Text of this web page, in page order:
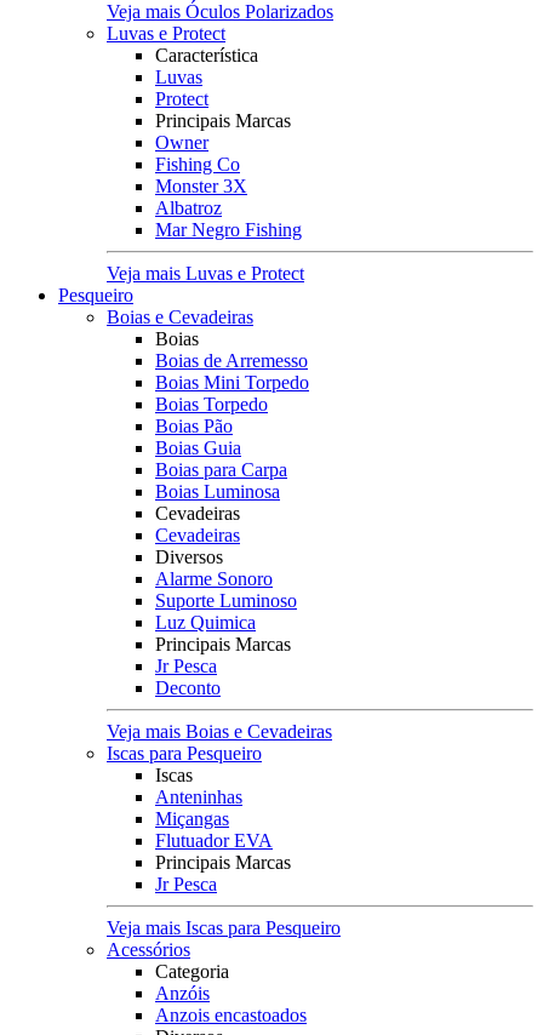
Veja mais Óculos Polarizados
Luvas e Protect
Característica
Luvas
Protect
Principais Marcas
Owner
Fishing Co
Monster 3X
Albatroz
Mar Negro Fishing
Veja mais Luvas e Protect
Pesqueiro
Boias e Cevadeiras
Boias
Boias de Arremesso
Boias Mini Torpedo
Boias Torpedo
Boias Pão
Boias Guia
Boias para Carpa
Boias Luminosa
Cevadeiras
Cevadeiras
Diversos
Alarme Sonoro
Suporte Luminoso
Luz Quimica
Principais Marcas
Jr Pesca
Deconto
Veja mais Boias e Cevadeiras
Iscas para Pesqueiro
Iscas
Anteninhas
Miçangas
Flutuador EVA
Principais Marcas
Jr Pesca
Veja mais Iscas para Pesqueiro
Acessórios
Categoria
Anzóis
Anzois encastoados